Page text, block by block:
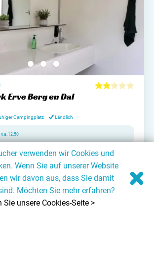
Erve Berg en Dal
Campingplatz Ländlich
v.a.12,50
verwenden wir Cookies und
Wenn Sie auf unserer Website
wir davon aus, dass Sie damit
Möchten Sie mehr erfahren?
Sie unsere Cookies-Seite >